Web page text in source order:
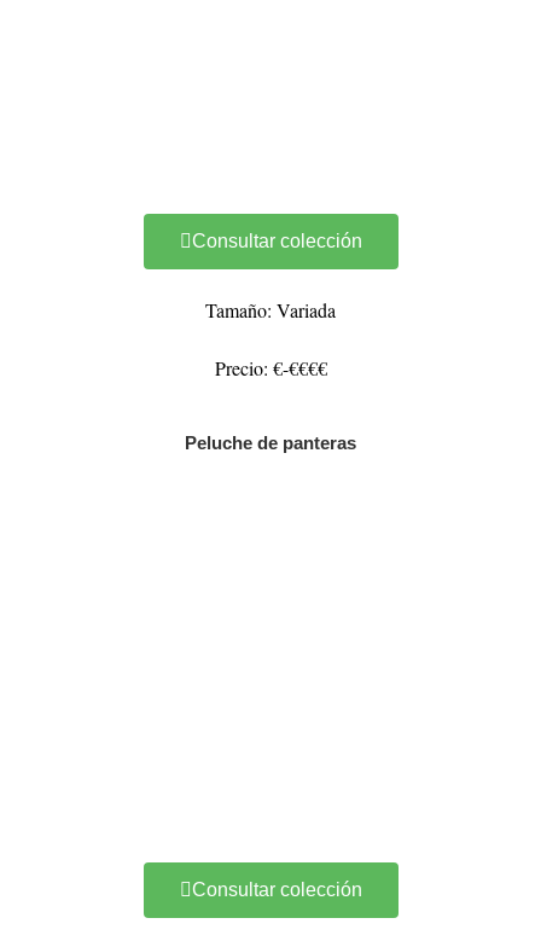
Consultar colección
Tamaño: Variada
Precio: €-€€€€
Peluche de panteras
Consultar colección